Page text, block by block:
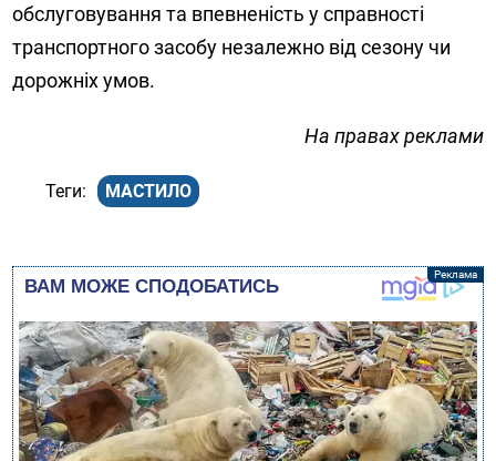
обслуговування та впевненість у справності
транспортного засобу незалежно від сезону чи
дорожніх умов.
На правах реклами
МАСТИЛО